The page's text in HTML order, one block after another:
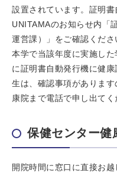
設置されています。証明
UNITAMAのお知らせ内「
運営課）」をご確認くださ
本学で当該年度に実施し
に証明書自動発行機に健
生は、確認事項がありま
康院まで電話で申し出てく
保健センター健
開院時間に窓口に直接お越